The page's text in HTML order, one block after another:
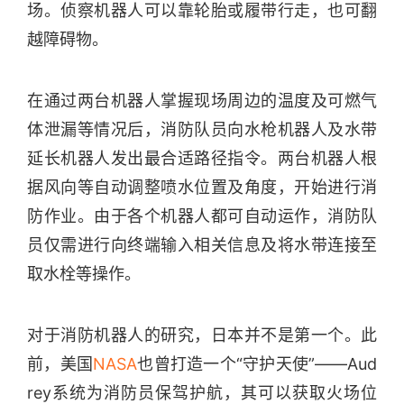
场。侦察机器人可以靠轮胎或履带行走，也可翻
越障碍物。
在通过两台机器人掌握现场周边的温度及可燃气
体泄漏等情况后，消防队员向水枪机器人及水带
延长机器人发出最合适路径指令。两台机器人根
据风向等自动调整喷水位置及角度，开始进行消
防作业。由于各个机器人都可自动运作，消防队
员仅需进行向终端输入相关信息及将水带连接至
取水栓等操作。
对于消防机器人的研究，日本并不是第一个。此
前，美国NASA也曾打造一个“守护天使”——Aud
rey系统为消防员保驾护航，其可以获取火场位